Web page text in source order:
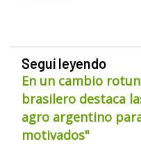
Seguí leyendo
En un cambio
brasilero destaca
agro argentino
motivados"